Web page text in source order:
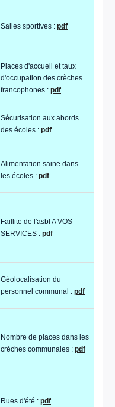
Salles sportives : pdf
Places d'accueil et taux
d'occupation des crèches
francophones : pdf
Sécurisation aux abords
des écoles : pdf
Alimentation saine dans
les écoles : pdf
Faillite de l'asbl A VOS
SERVICES : pdf
Géolocalisation du
personnel communal : pdf
Nombre de places dans les
crèches communales : pdf
Rues d'été : pdf